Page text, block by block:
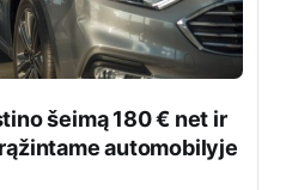
šeimą 180 € net ir
automobilyje